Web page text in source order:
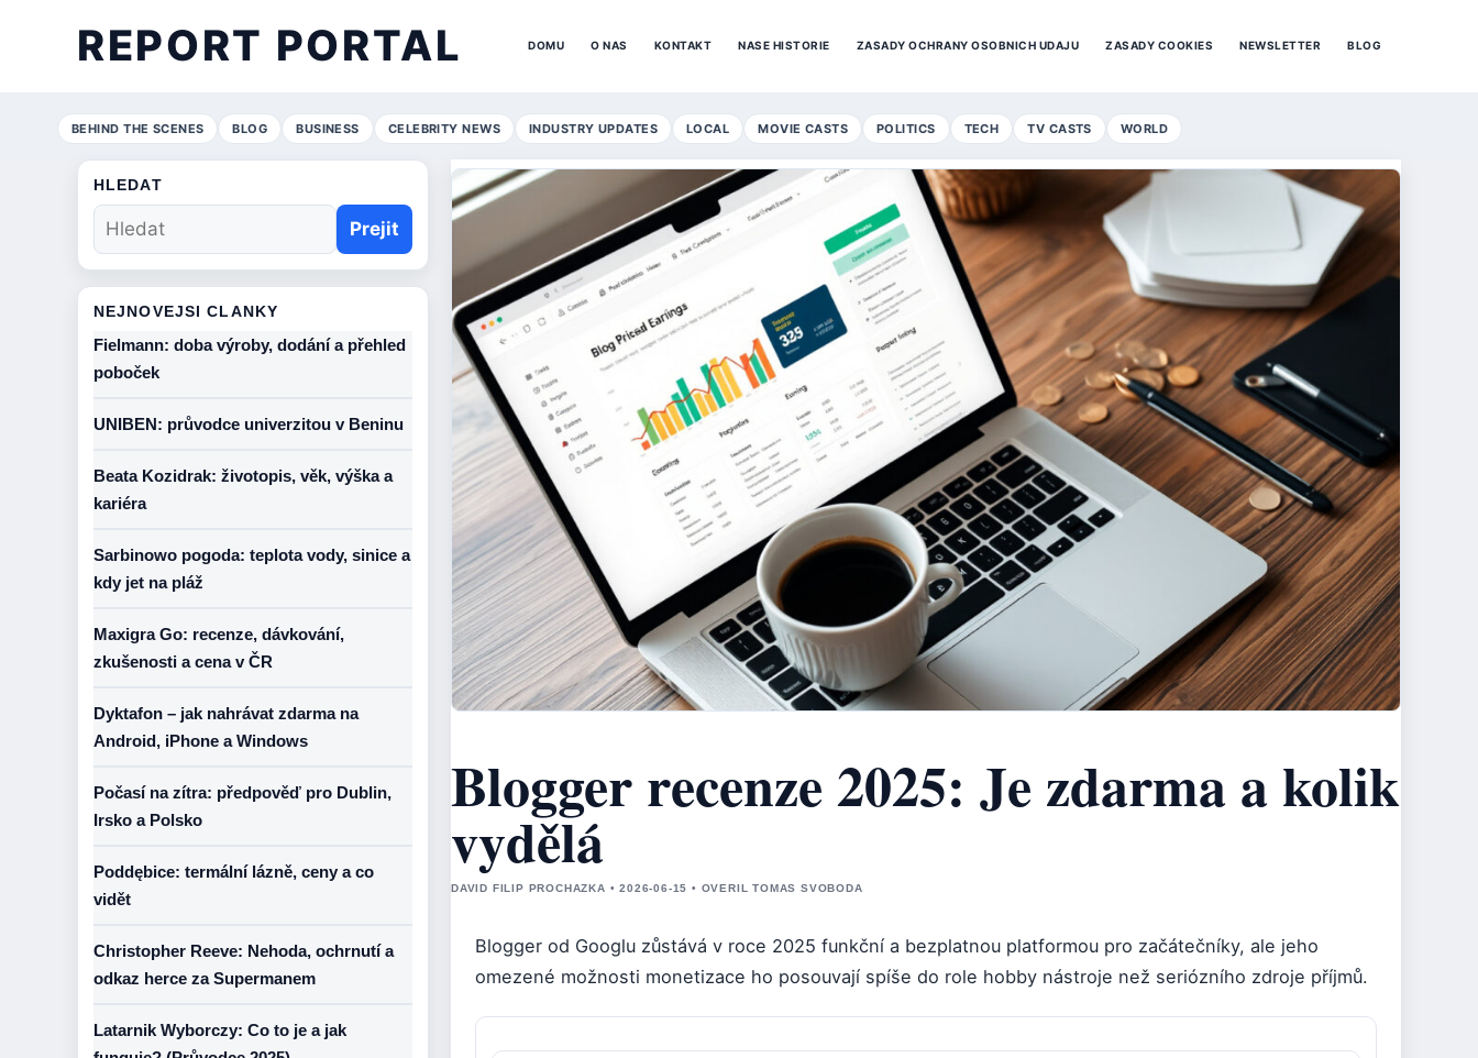
REPORT PORTAL DOMU O NAS KONTAKT NASE HISTORIE ZASADY OCHRANY OSOBNICH UDAJU ZASADY COOKIES NEWSLETTER BLOG
BEHIND THE SCENES BLOG BUSINESS CELEBRITY NEWS INDUSTRY UPDATES LOCAL MOVIE CASTS POLITICS TECH TV CASTS WORLD
Blogger recenze 2025: Je zdarma a kolik
vydělá
DAVID FILIP PROCHAZKA • 2026-06-15 • OVERIL TOMAS SVOBODA
Blogger od Googlu zůstává v roce 2025 funkční a bezplatnou platformou pro začátečníky, ale jeho
omezené možnosti monetizace ho posouvají spíše do role hobby nástroje než seriózního zdroje příjmů.
HLEDAT
Prejit
NEJNOVEJSI CLANKY
Fielmann: doba výroby, dodání a přehled
poboček
UNIBEN: průvodce univerzitou v Beninu
Beata Kozidrak: životopis, věk, výška a
kariéra
Sarbinowo pogoda: teplota vody, sinice a
kdy jet na pláž
Maxigra Go: recenze, dávkování,
zkušenosti a cena v ČR
Dyktafon – jak nahrávat zdarma na
Android, iPhone a Windows
Počasí na zítra: předpověď pro Dublin,
Irsko a Polsko
Poddębice: termální lázně, ceny a co
vidět
Christopher Reeve: Nehoda, ochrnutí a
odkaz herce za Supermanem
Latarnik Wyborczy: Co to je a jak